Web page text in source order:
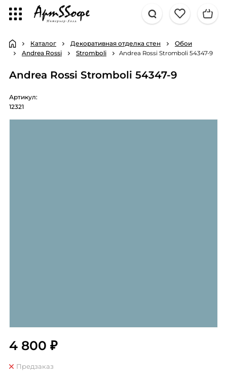
Каталог Декоративная отделка стен
Обои
Andrea Rossi
Stromboli Andrea Rossi Stromboli 54347-9
Andrea Rossi Stromboli 54347-9
Артикул:
12321
4 800 ₽
Предзаказ